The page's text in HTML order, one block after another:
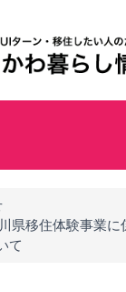
県移住体験事業に
て